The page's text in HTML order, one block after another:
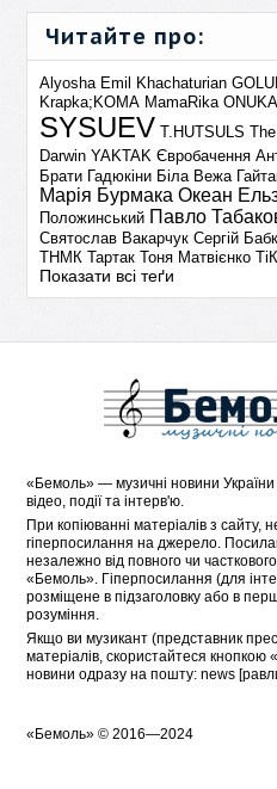
Читайте про:
Alyosha Emil Khachaturian
Krapka;KOMA MamaRika ONUKA
SYSUEV T.HUTSULS
Darwin YAKTAK Євробачення
Брати Гадюкіни Біла Вежа
Марія Бурмака Океан
Положинський Павло
Святослав Вакарчук Сергій
ТНМК Тартак Тоня Матвієнко ТіК
Показати всі теґи
« Бемоль» — музичні новини України
відео, події та інтерв'ю.
При копіюванні матеріалів з
гіперпосилання на джерело.
незалежно від повного чи
«Бемоль». Гіперпосилання (для
розміщене в підзаголовку або в
розуміння.
Якщо ви музикант (представник
матеріалів, скористайтеся кнопкою
новини одразу на пошту: news
« Бемоль» © 2016—2024